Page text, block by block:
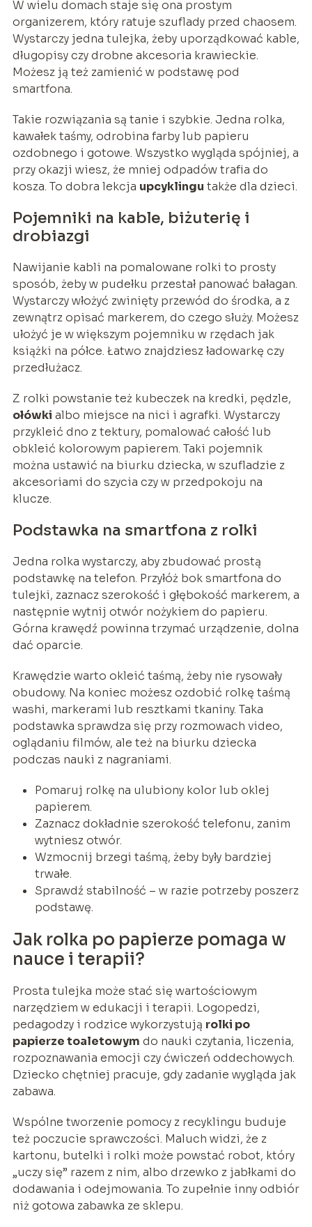
W wielu domach staje się ona prostym
organizerem, który ratuje szuflady przed chaosem.
Wystarczy jedna tulejka, żeby uporządkować kable,
długopisy czy drobne akcesoria krawieckie.
Możesz ją też zamienić w podstawę pod
smartfona.
Takie rozwiązania są tanie i szybkie. Jedna rolka,
kawałek taśmy, odrobina farby lub papieru
ozdobnego i gotowe. Wszystko wygląda spójniej, a
przy okazji wiesz, że mniej odpadów trafia do
kosza. To dobra lekcja upcyklingu także dla dzieci.
Pojemniki na kable, biżuterię i
drobiazgi
Nawijanie kabli na pomalowane rolki to prosty
sposób, żeby w pudełku przestał panować bałagan.
Wystarczy włożyć zwinięty przewód do środka, a z
zewnątrz opisać markerem, do czego służy. Możesz
ułożyć je w większym pojemniku w rzędach jak
książki na półce. Łatwo znajdziesz ładowarkę czy
przedłużacz.
Z rolki powstanie też kubeczek na kredki, pędzle,
ołówki albo miejsce na nici i agrafki. Wystarczy
przykleić dno z tektury, pomalować całość lub
obkleić kolorowym papierem. Taki pojemnik
można ustawić na biurku dziecka, w szufladzie z
akcesoriami do szycia czy w przedpokoju na
klucze.
Podstawka na smartfona z rolki
Jedna rolka wystarczy, aby zbudować prostą
podstawkę na telefon. Przyłóż bok smartfona do
tulejki, zaznacz szerokość i głębokość markerem, a
następnie wytnij otwór nożykiem do papieru.
Górna krawędź powinna trzymać urządzenie, dolna
dać oparcie.
Krawędzie warto okleić taśmą, żeby nie rysowały
obudowy. Na koniec możesz ozdobić rolkę taśmą
washi, markerami lub resztkami tkaniny. Taka
podstawka sprawdza się przy rozmowach video,
oglądaniu filmów, ale też na biurku dziecka
podczas nauki z nagraniami.
Pomaruj rolkę na ulubiony kolor lub oklej
papierem.
Zaznacz dokładnie szerokość telefonu, zanim
wytniesz otwór.
Wzmocnij brzegi taśmą, żeby były bardziej
trwałe.
Sprawdź stabilność – w razie potrzeby poszerz
podstawę.
Jak rolka po papierze pomaga w
nauce i terapii?
Prosta tulejka może stać się wartościowym
narzędziem w edukacji i terapii. Logopedzi,
pedagodzy i rodzice wykorzystują rolki po
papierze toaletowym do nauki czytania, liczenia,
rozpoznawania emocji czy ćwiczeń oddechowych.
Dziecko chętniej pracuje, gdy zadanie wygląda jak
zabawa.
Wspólne tworzenie pomocy z recyklingu buduje
też poczucie sprawczości. Maluch widzi, że z
kartonu, butelki i rolki może powstać robot, który
„uczy się” razem z nim, albo drzewko z jabłkami do
dodawania i odejmowania. To zupełnie inny odbiór
niż gotowa zabawka ze sklepu.